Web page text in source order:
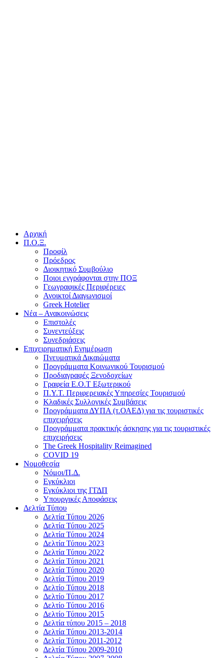
Αρχική
Π.Ο.Ξ.
Προφίλ
Πρόεδρος
Διοικητικό Συμβούλιο
Ποιοι εγγράφονται στην ΠΟΞ
Γεωγραφικές Περιφέρειες
Ανοικτοί Διαγωνισμoί
Greek Hotelier
Νέα – Ανακοινώσεις
Επιστολές
Συνεντεύξεις
Συνεδριάσεις
Επιχειρηματική Ενημέρωση
Πνευματικά Δικαιώματα
Προγράμματα Κοινωνικού Τουρισμού
Προδιαγραφές Ξενοδοχείων
Γραφεία Ε.Ο.Τ Εξωτερικού
Π.Υ.Τ. Περιφερειακές Υπηρεσίες Τουρισμού
Κλαδικές Συλλογικές Συμβάσεις
Προγράμματα ΔΥΠΑ (τ.ΟΑΕΔ) για τις τουριστικές
επιχειρήσεις
Προγράμματα πρακτικής άσκησης για τις τουριστικές
επιχειρήσεις
The Greek Hospitality Reimagined
COVID 19
Νομοθεσία
Νόμοι/Π.Δ.
Εγκύκλιοι
Εγκύκλιοι της ΓΓΔΠ
Υπουργικές Αποφάσεις
Δελτία Τύπου
Δελτία Τύπου 2026
Δελτία Τύπου 2025
Δελτία Τύπου 2024
Δελτία Τύπου 2023
Δελτία Τύπου 2022
Δελτία Τύπου 2021
Δελτία Τύπου 2020
Δελτία Τύπου 2019
Δελτίο Τύπου 2018
Δελτίο Τύπου 2017
Δελτίο Τύπου 2016
Δελτίο Τύπου 2015
Δελτία τύπου 2015 – 2018
Δελτία Τύπου 2013-2014
Δελτία Τύπου 2011-2012
Δελτία Τύπου 2009-2010